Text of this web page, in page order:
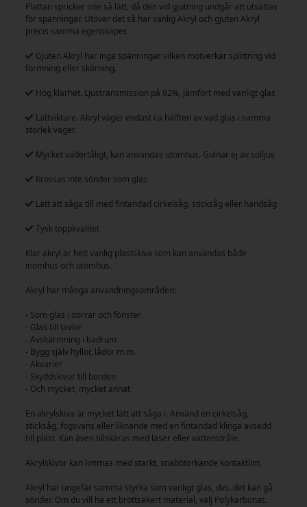
Plattan spricker inte så lätt, då den vid gjutning undgår att utsättas
för spänningar. Utöver det så har vanlig Akryl och gjuten Akryl
precis samma egenskaper.
Gjuten Akryl har inga spänningar vilken motverkar splittring vid
formning eller skärning.
Hög klarhet. Ljustransmission på 92%, jämfört med vanligt glas
Lättviktare. Akryl väger endast ca hälften av vad glas i samma
storlek väger.
Mycket vädertåligt, kan användas utomhus. Gulnar ej av solljus
Krossas inte sönder som glas
Lätt att såga till med fintandad cirkelsåg, sticksåg eller handsåg
Tysk toppkvalitet
Klar akryl är helt vanlig plastskiva som kan användas både
inomhus och utomhus.
Akryl har många användningsområden:
- Som glas i dörrar och fönster
- Glas till tavlor
- Avskärmning i badrum
- Bygg själv hyllor, lådor m.m.
- Akvarier
- Skyddskivor till borden
- Och mycket, mycket annat
En akrylskiva är mycket lätt att såga i. Använd en cirkelsåg,
sticksåg, fogsvans eller liknande med en fintandad klinga avsedd
till plast. Kan även tillskäras med laser eller vattenstråle.
Akrylskivor kan limmas med starkt, snabbtorkande kontaktlim.
Akryl har ungefär samma styrka som vanligt glas, dvs. det kan gå
sönder. Om du vill ha ett brottsäkert material, välj Polykarbonat.